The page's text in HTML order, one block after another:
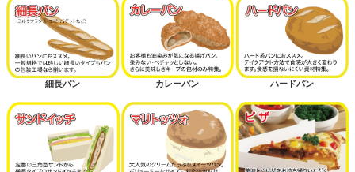
細長パン カレーパン ハードパン